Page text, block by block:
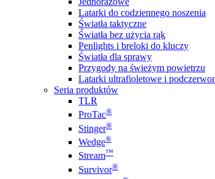
Latarki do codziennego noszenia
Światła taktyczne
Światła bez użycia rąk
Penlights i breloki do kluczy
Światła dla sprawy
Przygody na świeżym powietrzu
Latarki ultrafioletowe i
Seria produktów
TLR
ProTac®
Stinger®
Wedge®
Stream™
Survivor®